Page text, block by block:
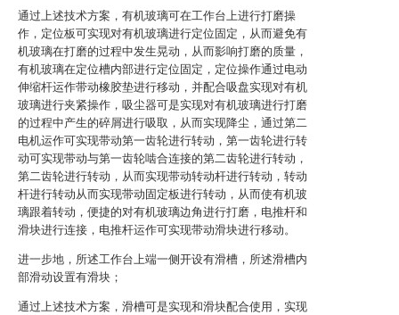
通过上述技术方案，有机玻璃可在工作台上进行打磨操
作，定位板可实现对有机玻璃进行定位固定，从而避免有
机玻璃在打磨的过程中发生晃动，从而影响打磨的质量，
有机玻璃在定位槽内部进行定位固定，定位操作通过电动
伸缩杆运作带动橡胶垫进行移动，并配合吸盘实现对有机
玻璃进行夹紧操作，吸尘器可是实现对有机玻璃进行打磨
的过程中产生的碎屑进行吸取，从而实现降尘，通过第二
电机运作可实现带动第一齿轮进行转动，第一齿轮进行转
动可实现带动与第一齿轮啮合连接的第二齿轮进行转动，
第二齿轮进行转动，从而实现带动转动杆进行转动，转动
杆进行转动从而实现带动固定板进行转动，从而使有机玻
璃跟着转动，便捷的对有机玻璃边角进行打磨，电推杆和
滑块进行连接，电推杆运作可实现带动滑块进行移动。
进一步地，所述工作台上端一侧开设有滑槽，所述滑槽内
部滑动设置有滑块；
通过上述技术方案，滑槽可是实现和滑块配合使用，实现